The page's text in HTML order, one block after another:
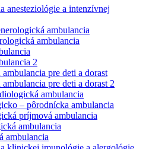
anesteziológie a intenzívnej
ambulancia
ambulancia
2
ambulancia pre deti a dorast
ambulancia pre deti a dorast 2
ambulancia
– pôrodnícka ambulancia
príjmová ambulancia
ambulancia
ambulancia